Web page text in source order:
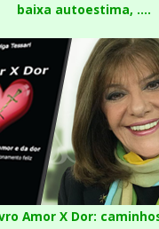
baixa autoestima, ….
Amor X Dor: